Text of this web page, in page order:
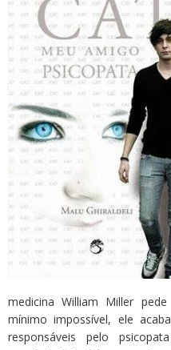
medicina William Miller
mínimo impossível, ele
responsáveis pelo